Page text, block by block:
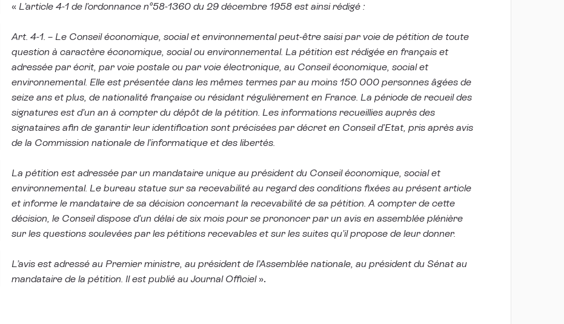
« L’article 4-1 de l’ordonnance n°58-1360 du 29 décembre 1958 est ainsi rédigé :
Art. 4-1. – Le Conseil économique, social et environnemental peut-être saisi par voie de pétition de toute
question à caractère économique, social ou environnemental. La pétition est rédigée en français et
adressée par écrit, par voie postale ou par voie électronique, au Conseil économique, social et
environnemental. Elle est présentée dans les mêmes termes par au moins 150 000 personnes âgées de
seize ans et plus, de nationalité française ou résidant régulièrement en France. La période de recueil des
signatures est d’un an à compter du dépôt de la pétition. Les informations recueillies auprès des
signataires afin de garantir leur identification sont précisées par décret en Conseil d’Etat, pris après avis
de la Commission nationale de l’informatique et des libertés.
La pétition est adressée par un mandataire unique au président du Conseil économique, social et
environnemental. Le bureau statue sur sa recevabilité au regard des conditions fixées au présent article
et informe le mandataire de sa décision concernant la recevabilité de sa pétition. A compter de cette
décision, le Conseil dispose d’un délai de six mois pour se prononcer par un avis en assemblée plénière
sur les questions soulevées par les pétitions recevables et sur les suites qu’il propose de leur donner.
L’avis est adressé au Premier ministre, au président de l’Assemblée nationale, au président du Sénat au
mandataire de la pétition. Il est publié au Journal Officiel».